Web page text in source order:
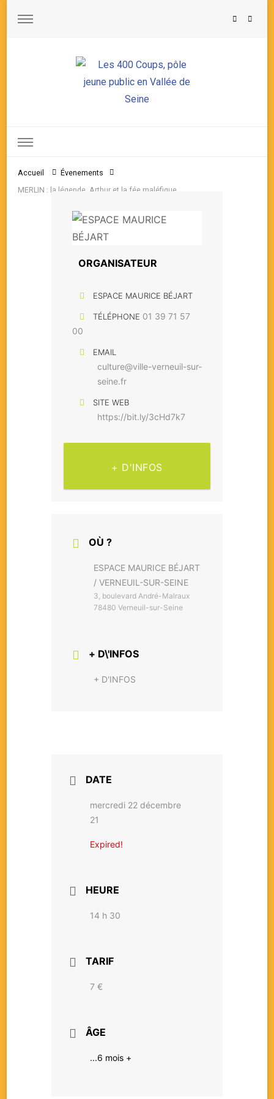
Accueil
Évenements
MERLIN : la légende, Arthur et la fée maléfique
ORGANISATEUR
ESPACE MAURICE BÉJART
TÉLÉPHONE 01 39 71 57
00
EMAIL
culture@ville-verneuil-sur-
seine.fr
SITE WEB
https://bit.ly/3cHd7k7
+ D'INFOS
OÙ ?
ESPACE MAURICE BÉJART
/ VERNEUIL-SUR-SEINE
3, boulevard André-Malraux
78480 Verneuil-sur-Seine
+ D\'INFOS
+ D'INFOS
DATE
mercredi 22 décembre
21
Expired!
HEURE
14 h 30
TARIF
7 €
ÂGE
...6 mois +